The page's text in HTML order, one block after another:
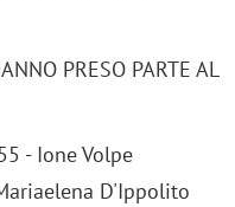
PRESO PARTE AL
- Ione Volpe
D'Ippolito